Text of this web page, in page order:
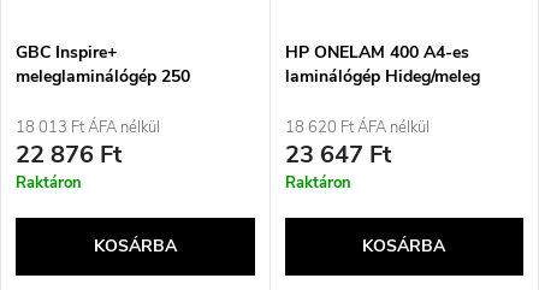
GBC Inspire+
meleglaminálógép 250
18 013 Ft ÁFA nélkül
22 876 Ft
Raktáron
KOSÁRBA
HP ONELAM 400 A4-es
laminálógép Hideg/meleg
18 620 Ft ÁFA nélkül
23 647 Ft
Raktáron
KOSÁRBA